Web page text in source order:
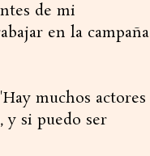
de mi
en la campaña
muchos actores
y si puedo ser